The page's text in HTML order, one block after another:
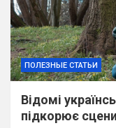
ПОЛЕЗНЫЕ СТАТЬИ
Відомі
підкорює